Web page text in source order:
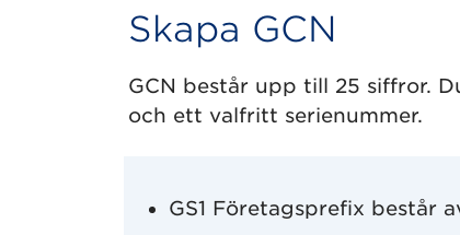
Skapa GCN
GCN består upp till 25 siffror.
och ett valfritt serienummer.
GS1 Företagsprefix består